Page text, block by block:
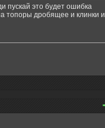
пускай это будет ошибка
топоры дробящее и клинки и